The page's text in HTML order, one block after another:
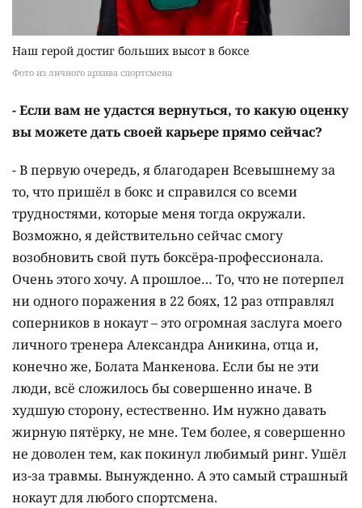
Фото из личного архива спортсмена
Наш герой достиг больших высот в боксе
- Если вам не удастся вернуться, то какую оценку
вы можете дать своей карьере прямо сейчас?
- В первую очередь, я благодарен Всевышнему за
то, что пришёл в бокс и справился со всеми
трудностями, которые меня тогда окружали.
Возможно, я действительно сейчас смогу
возобновить свой путь боксёра-профессионала.
Очень этого хочу. А прошлое… То, что не потерпел
ни одного поражения в 22 боях, 12 раз отправлял
соперников в нокаут – это огромная заслуга моего
личного тренера Александра Аникина, отца и,
конечно же, Болата Манкенова. Если бы не эти
люди, всё сложилось бы совершенно иначе. В
худшую сторону, естественно. Им нужно давать
жирную пятёрку, не мне. Тем более, я совершенно
не доволен тем, как покинул любимый ринг. Ушёл
из-за травмы. Вынужденно. А это самый страшный
нокаут для любого спортсмена.